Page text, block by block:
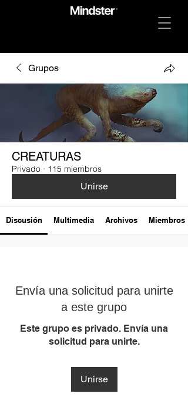
Grupos
CREATURAS
Privado · 115 miembros
Unirse
Discusión Multimedia Archivos Miembros
Envía una solicitud para unirte
a este grupo
Este grupo es privado. Envía una
solicitud para unirte.
Unirse